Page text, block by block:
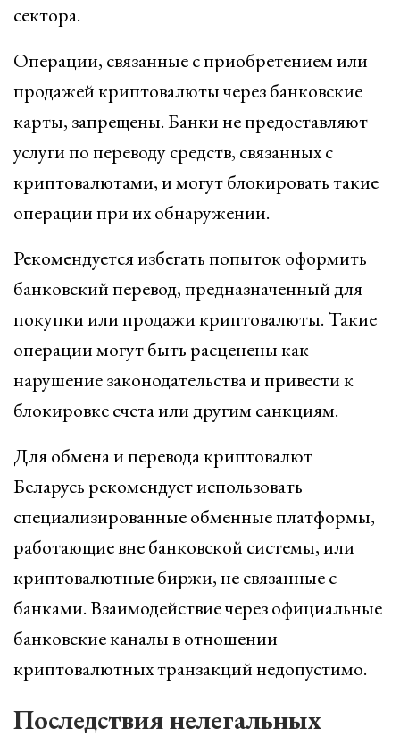
сектора.
Операции, связанные с приобретением или
продажей криптовалюты через банковские
карты, запрещены. Банки не предоставляют
услуги по переводу средств, связанных с
криптовалютами, и могут блокировать такие
операции при их обнаружении.
Рекомендуется избегать попыток оформить
банковский перевод, предназначенный для
покупки или продажи криптовалюты. Такие
операции могут быть расценены как
нарушение законодательства и привести к
блокировке счета или другим санкциям.
Для обмена и перевода криптовалют
Беларусь рекомендует использовать
специализированные обменные платформы,
работающие вне банковской системы, или
криптовалютные биржи, не связанные с
банками. Взаимодействие через официальные
банковские каналы в отношении
криптовалютных транзакций недопустимо.
Последствия нелегальных